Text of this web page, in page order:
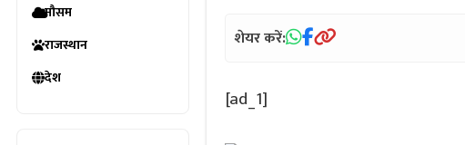
मौसम
राजस्थान
देश
शेयर करें:
[ad_1]